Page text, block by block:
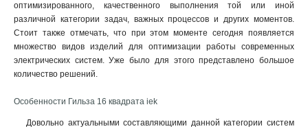
оптимизированного, качественного выполнения той или иной
различной категории задач, важных процессов и других моментов.
Стоит также отмечать, что при этом моменте сегодня появляется
множество видов изделий для оптимизации работы современных
электрических систем. Уже было для этого представлено большое
количество решений.
Особенности Гильза 16 квадрата iek
Довольно актуальными составляющими данной категории систем